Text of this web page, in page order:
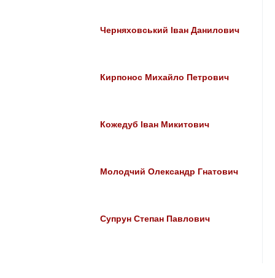
Черняховський Іван Данилович
Кирпонос Михайло Петрович
Кожедуб Іван Микитович
Молодчий Олександр Гнатович
Супрун Степан Павлович